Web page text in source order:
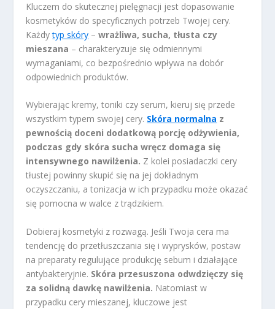
Kluczem do skutecznej pielęgnacji jest dopasowanie
kosmetyków do specyficznych potrzeb Twojej cery.
Każdytyp skóry –wrażliwa, sucha, tłusta czy
mieszana – charakteryzuje się odmiennymi
wymaganiami, co bezpośrednio wpływa na dobór
odpowiednich produktów.
Wybierając kremy, toniki czy serum, kieruj się przede
wszystkim typem swojej cery. Skóra normalna z
pewnością doceni dodatkową porcję odżywienia,
podczas gdy skóra sucha wręcz domaga się
intensywnego nawilżenia. Z kolei posiadaczki cery
tłustej powinny skupić się na jej dokładnym
oczyszczaniu, a tonizacja w ich przypadku może okazać
się pomocna w walce z trądzikiem.
Dobieraj kosmetyki z rozwagą. Jeśli Twoja cera ma
tendencję do przetłuszczania się i wyprysków, postaw
na preparaty regulujące produkcję sebum i działające
antybakteryjnie. Skóra przesuszona odwdzięczy się
za solidną dawkę nawilżenia. Natomiast w
przypadku cery mieszanej, kluczowe jest